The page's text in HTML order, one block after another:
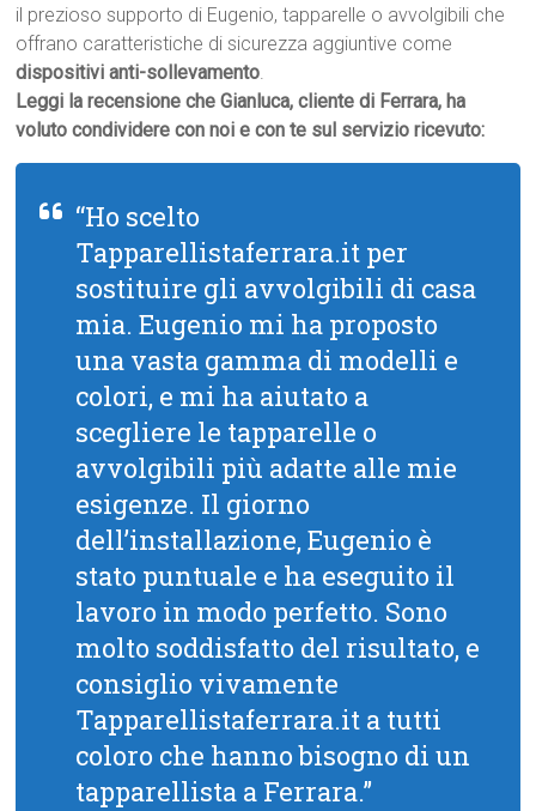
il prezioso supporto di Eugenio, tapparelle o avvolgibili che
offrano caratteristiche di sicurezza aggiuntive come
dispositivi anti-sollevamento.
Leggi la recensione che Gianluca, cliente di Ferrara, ha
voluto condividere con noi e con te sul servizio ricevuto:
“Ho scelto
Tapparellistaferrara.it per
sostituire gli avvolgibili di casa
mia. Eugenio mi ha proposto
una vasta gamma di modelli e
colori, e mi ha aiutato a
scegliere le tapparelle o
avvolgibili più adatte alle mie
esigenze. Il giorno
dell’installazione, Eugenio è
stato puntuale e ha eseguito il
lavoro in modo perfetto. Sono
molto soddisfatto del risultato, e
consiglio vivamente
Tapparellistaferrara.it a tutti
coloro che hanno bisogno di un
tapparellista a Ferrara.”